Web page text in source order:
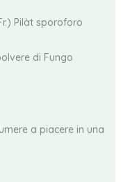
Pilàt sporoforo
di Fungo
a piacere in una